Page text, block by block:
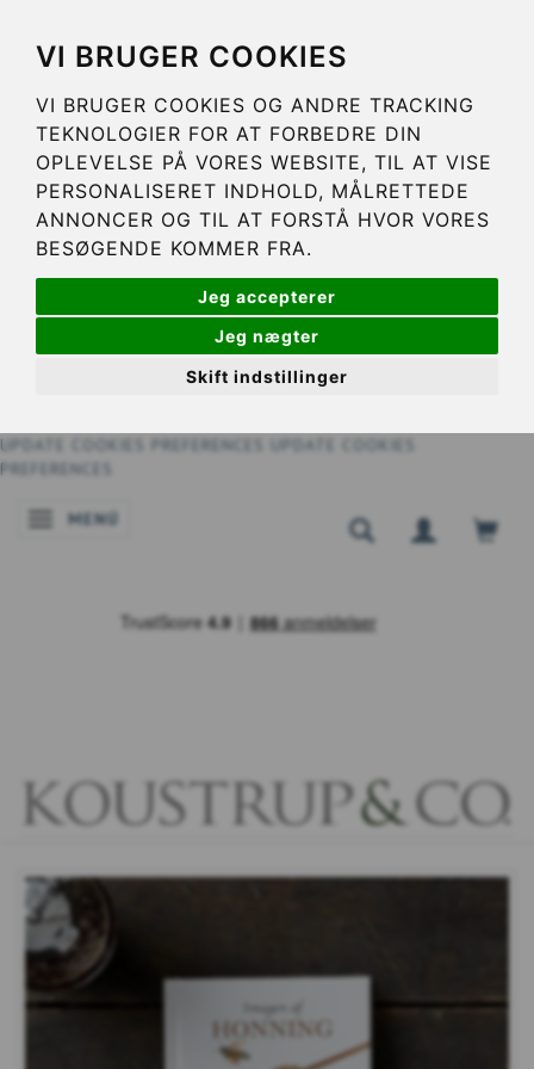
VI BRUGER COOKIES
VI BRUGER COOKIES OG ANDRE TRACKING
TEKNOLOGIER FOR AT FORBEDRE DIN
OPLEVELSE PÅ VORES WEBSITE, TIL AT VISE
PERSONALISERET INDHOLD, MÅLRETTEDE
ANNONCER OG TIL AT FORSTÅ HVOR VORES
BESØGENDE KOMMER FRA.
Jeg accepterer
Jeg nægter
Skift indstillinger
UPDATE COOKIES PREFERENCES
UPDATE COOKIES
PREFERENCES
NAVEGACIÓN DE PALANCA
MENÚ